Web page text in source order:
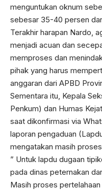
menguntukan oknum
sebesar 35-40 persen
Terakhir harapan Nardo,
menjadi acuan dan
memproses dan
pihak yang harus
anggaran dari APBD
Sementara itu, Kepala
Penkum) dan Humas
saat dikonfirmasi via
laporan pengaduan
mengatakan masih
” Untuk lapdu dugaan
pada dinas peternakan
Masih proses